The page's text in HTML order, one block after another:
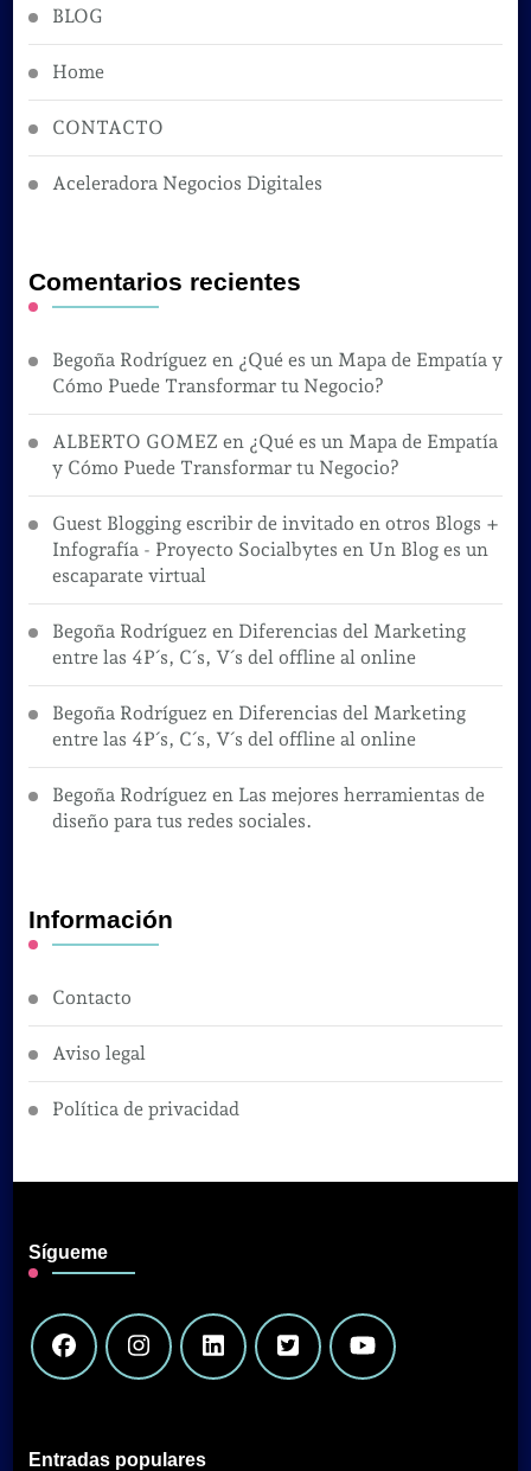
BLOG
Home
CONTACTO
Aceleradora Negocios Digitales
Comentarios recientes
Begoña Rodríguez en ¿Qué es un Mapa de Empatía y
Cómo Puede Transformar tu Negocio?
ALBERTO GOMEZ en ¿Qué es un Mapa de Empatía
y Cómo Puede Transformar tu Negocio?
Guest Blogging escribir de invitado en otros Blogs +
Infografía - Proyecto Socialbytes en Un Blog es un
escaparate virtual
Begoña Rodríguez en Diferencias del Marketing
entre las 4P´s, C´s, V´s del offline al online
Begoña Rodríguez en Diferencias del Marketing
entre las 4P´s, C´s, V´s del offline al online
Begoña Rodríguez en Las mejores herramientas de
diseño para tus redes sociales.
Información
Contacto
Aviso legal
Política de privacidad
Sígueme
Entradas populares